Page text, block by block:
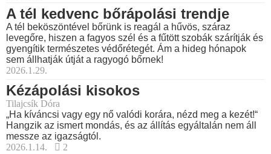
A tél kedvenc bőrápolási trendje
A tél beköszöntével bőrünk is reagál a hűvös, száraz
levegőre, hiszen a fagyos szél és a fűtött szobák szárítják és
gyengítik természetes védőrétegét. Ám a hideg hónapok
sem állhatják útját a ragyogó bőrnek!
2026.1.29.
Kézápolási kisokos
Tilajcsík Dóra
„Ha kíváncsi vagy egy nő valódi korára, nézd meg a kezét!“
Hangzik az ismert mondás, és az állítás egyáltalán nem áll
messze az igazságtól.
2026.1.14.
2